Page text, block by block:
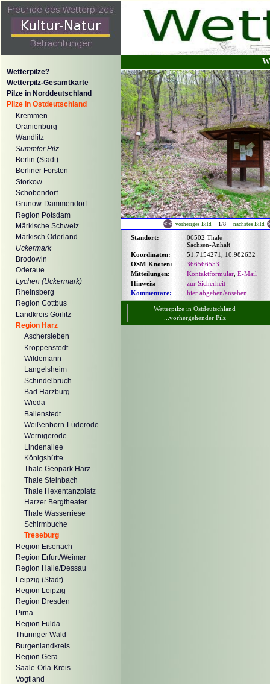
Wetterpilze?
Wetterpilz-Gesamtkarte
Pilze in Norddeutschland
Pilze in Ostdeutschland
Kremmen
Oranienburg
Wandlitz
Summter Pilz
Berlin (Stadt)
Berliner Forsten
Storkow
Schöbendorf
Grunow-Dammendorf
Region Potsdam
Märkische Schweiz
Märkisch Oderland
Uckermark
Brodowin
Oderaue
Lychen (Uckermark)
Rheinsberg
Region Cottbus
Landkreis Görlitz
Region Harz
Aschersleben
Kroppenstedt
Wildemann
Langelsheim
Schindelbruch
Bad Harzburg
Wieda
Ballenstedt
Weißenborn-Lüderode
Wernigerode
Lindenallee
Königshütte
Thale Geopark Harz
Thale Steinbach
Thale Hexentanzplatz
Harzer Bergtheater
Thale Wasserriese
Schirmbuche
Treseburg
Region Eisenach
Region Erfurt/Weimar
Region Halle/Dessau
Leipzig (Stadt)
Region Leipzig
Region Dresden
Pirna
Region Fulda
Thüringer Wald
Burgenlandkreis
Region Gera
Saale-Orla-Kreis
Vogtland
vorheriges Bild 1/8 nächstes Bild
Standort:
06502 Thale
Sachsen-Anhalt
Koordinaten:
51.7154271, 10.982632
OSM-Knoten:
366566553
Mitteilungen:
Kontaktformular E-Mail
Hinweis:
zur Sicherheit
Kommentare:
hier abgeben/ansehen
Wetterpilze in Ostdeutschland
...vorhergehender Pilz